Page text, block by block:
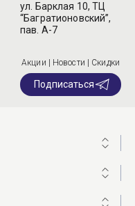
ул. Барклая 10, ТЦ
“Багратионовский”,
пав. А-7
Акции | Новости | Скидки
Подписаться